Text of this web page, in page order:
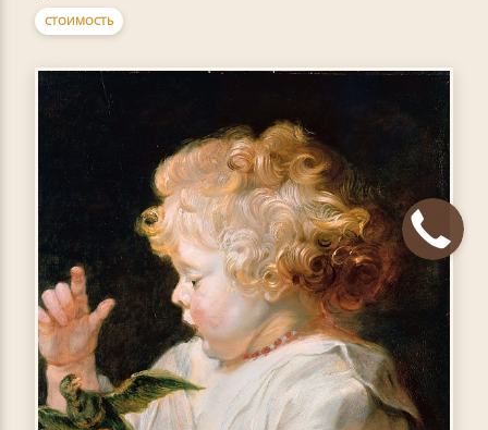
СТОИМОСТЬ